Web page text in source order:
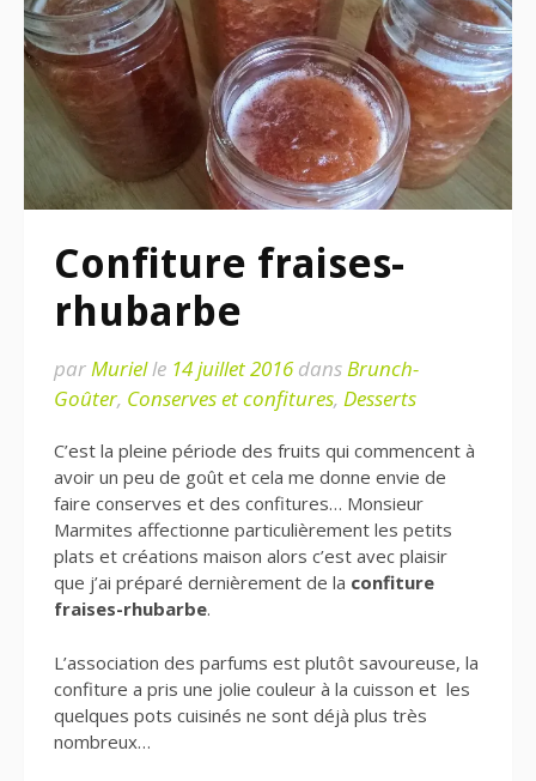
Confiture fraises-
rhubarbe
parMurielle 14 juillet 2016dansBrunch-
Goûter, Conserves et confitures, Desserts
C’est la pleine période des fruits qui commencent à
avoir un peu de goût et cela me donne envie de
faire conserves et des confitures… Monsieur
Marmites affectionne particulièrement les petits
plats et créations maison alors c’est avec plaisir
que j’ai préparé dernièrement de la confiture
fraises-rhubarbe.
L’association des parfums est plutôt savoureuse, la
confiture a pris une jolie couleur à la cuisson et les
quelques pots cuisinés ne sont déjà plus très
nombreux…